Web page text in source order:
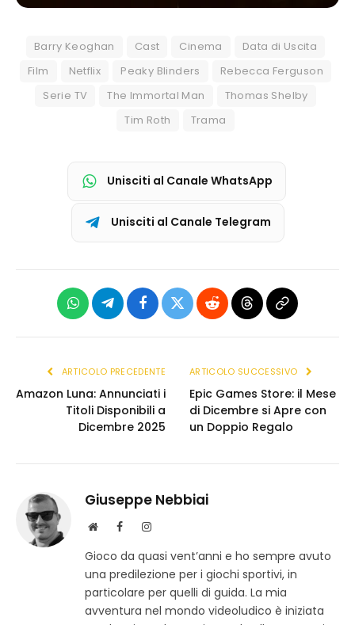
Barry Keoghan Cast Cinema
Data di Uscita
Film
Netflix Peaky Blinders
Rebecca Ferguson
Serie TV
The Immortal Man
Thomas Shelby
Tim Roth
Trama
Unisciti al Canale WhatsApp
Unisciti al Canale Telegram
WhatsAppTelegramFacebook
X
RedditThreadsCopia
ARTICOLO PRECEDENTE
Amazon Luna: Annunciati i
Titoli Disponibili a
Dicembre 2025
ARTICOLO SUCCESSIVO
Epic Games Store: il Mese
di Dicembre si Apre con
un Doppio Regalo
Giuseppe Nebbiai
S
t
o
w
F
c
e
b
I
s
t
a
Gioco da quasi vent’anni e ho sempre avuto
una predilezione per i giochi sportivi, in
particolare per quelli di guida. La mia
avventura nel mondo videoludico è iniziata